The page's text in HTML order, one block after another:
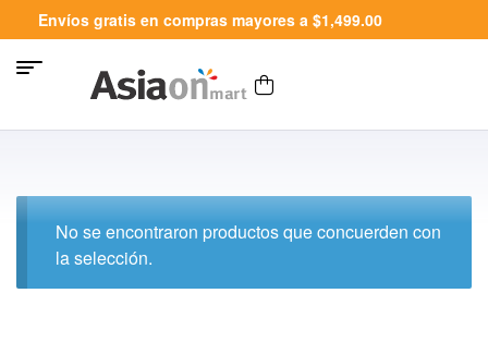
Envíos gratis en compras mayores a $1,499.00
No se encontraron productos que concuerden con
la selección.